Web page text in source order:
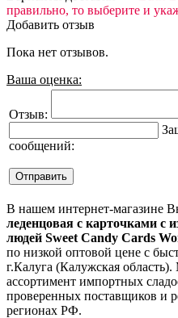
правильно, то выберите и
Добавить отзыв
Пока нет отзывов.
Ваша оценка:
Отзыв:
сообщений:
В нашем интернет-магазине
леденцовая с карточками с
людей Sweet Candy Cards
по низкой оптовой цене с
г.Калуга (Калужская
ассортимент импортных
проверенных поставщиков и
регионах РФ.